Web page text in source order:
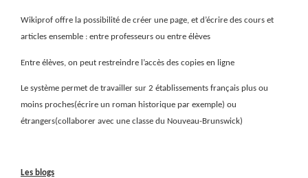
Wikiprof offre la possibilité de créer une page, et d’écrire des cours et
articles ensemble : entre professeurs ou entre élèves
Entre élèves, on peut restreindre l’accès des copies en ligne
Le système permet de travailler sur 2 établissements français plus ou
moins proches(écrire un roman historique par exemple) ou
étrangers(collaborer avec une classe du Nouveau-Brunswick)
Les blogs